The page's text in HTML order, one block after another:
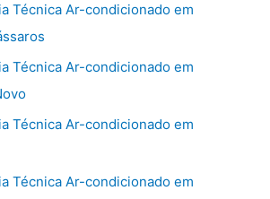
Técnica Ar-condicionado em
Técnica Ar-condicionado em
Técnica Ar-condicionado em
Técnica Ar-condicionado em